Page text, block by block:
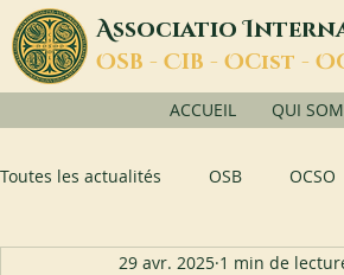
AssociatioI
OSB - CIB - OCist - O
ACCUEIL QUI
Toutes les actualités OSB OCSO
29 avr. 2025 1 min de